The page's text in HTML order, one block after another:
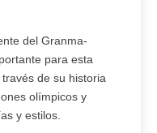
del Granma-
para esta
de su historia
olímpicos y
y estilos.